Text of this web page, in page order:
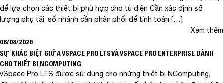
để lựa chọn các thiết bị phù hợp cho tủ điện Cần xác định số
lượng phụ tải, số nhánh cần phân phối để tính toán […]
Xem thêm
08/08/2026
SỰ KHÁC BIỆT GIỮA VSPACE PRO LTS VÀ VSPACE PRO ENTERPRISE DÀNH
CHO THIẾT BỊ NCOMPUTING
vSpace Pro LTS được sử dụng cho những thiết bị NComputing,